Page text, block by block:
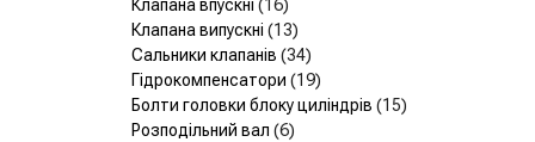
Клапана впускні (16)
Клапана випускні (13)
Сальники клапанів (34)
Гідрокомпенсатори (19)
Болти головки блоку циліндрів (15)
Розподільний вал (6)